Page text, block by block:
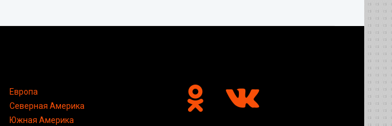
Европа
Северная Америка
Южная Америка